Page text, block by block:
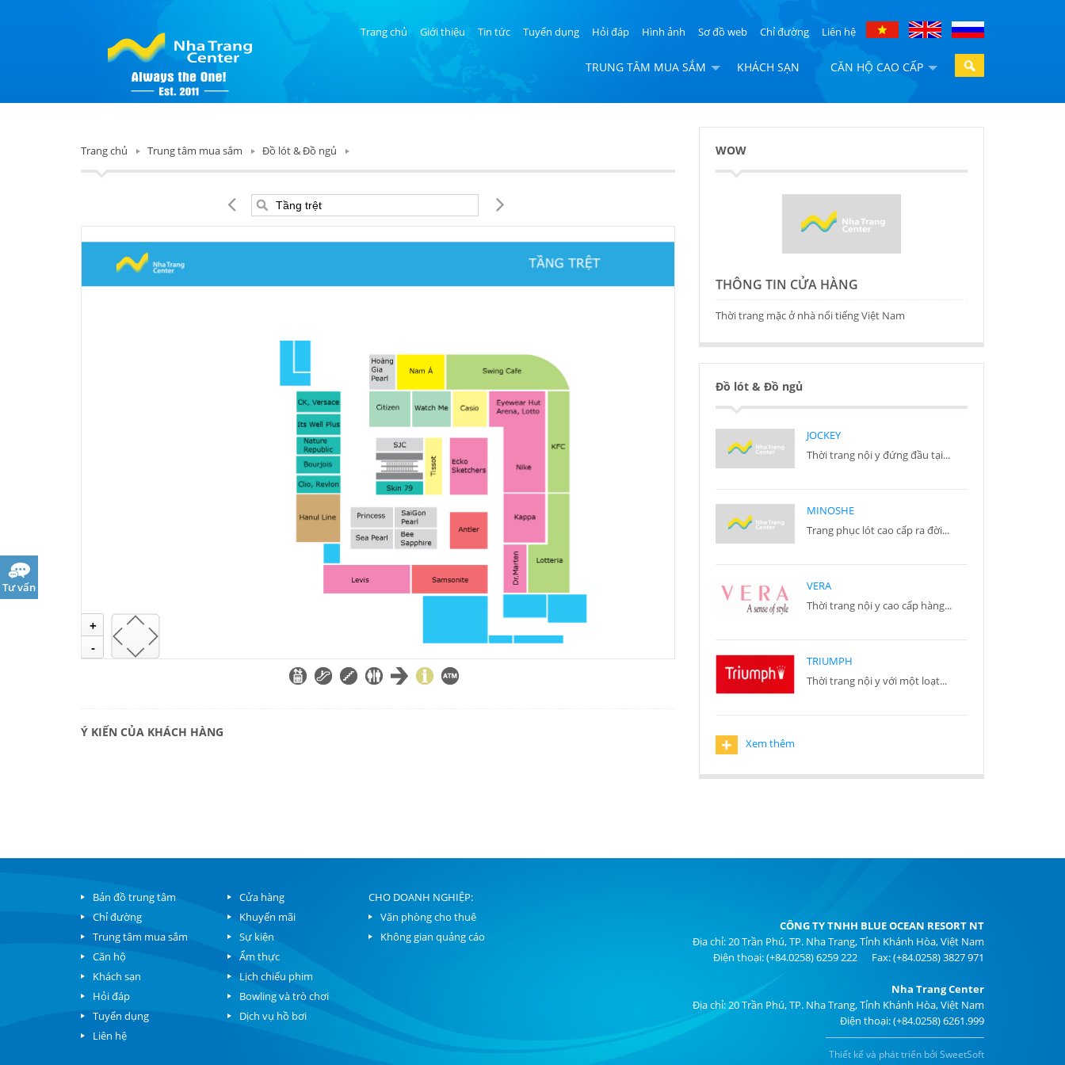
Trang chủ Giới thiệu Tin tức Tuyển dụng Hỏi đáp Hình ảnh Sơ đồ web Chỉ đường Liên hệ
TRUNG TÂM MUA SẮM KHÁCH SẠN CĂN HỘ CAO CẤP
Trang chủ Trung tâm mua sắm Đồ lót & Đồ ngủ
+
-
Ý KIẾN CỦA KHÁCH HÀNG
WOW
THÔNG TIN CỬA HÀNG
Thời trang mặc ở nhà nổi tiếng Việt Nam
Đồ lót & Đồ ngủ
JOCKEY
Thời trang nội y đứng đầu tại...
MINOSHE
Trang phục lót cao cấp ra đời...
VERA
Thời trang nội y cao cấp hàng...
TRIUMPH
Thời trang nội y với một loạt...
+ Xem thêm
Bản đồ trung tâm
Chỉ đường
Trung tâm mua sắm
Căn hộ
Khách sạn
Hỏi đáp
Tuyển dụng
Liên hệ
Cửa hàng
Khuyến mãi
Sự kiện
Ẩm thực
Lịch chiếu phim
Bowling và trò chơi
Dịch vụ hồ bơi
CHO DOANH NGHIỆP:
Văn phòng cho thuê
Không gian quảng cáo
CÔNG TY TNHH BLUE OCEAN RESORT NT
Địa chỉ: 20 Trần Phú, TP. Nha Trang, Tỉnh Khánh Hòa, Việt Nam
Điện thoại: (+84.0258) 6259 222 Fax: (+84.0258) 3827 971
Nha Trang Center
Địa chỉ: 20 Trần Phú, TP. Nha Trang, Tỉnh Khánh Hòa, Việt Nam
Điện thoại: (+84.0258) 6261.999
Thiết kế và phát triển bởi SweetSoft
Tư vấn